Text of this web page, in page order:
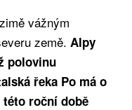
vážným
země. Alpy
polovinu
řeka Po má o
této roční době